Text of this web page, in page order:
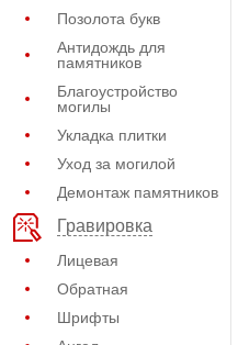
Позолота букв
Антидождь для
памятников
Благоустройство
могилы
Укладка плитки
Уход за могилой
Демонтаж памятников
Гравировка
Лицевая
Обратная
Шрифты